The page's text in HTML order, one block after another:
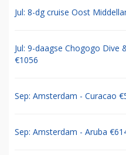
Jul: 8-dg cruise Oost
Jul: 9-daagse Chogogo Dive
€1056
Sep: Amsterdam - Curacao
Sep: Amsterdam - Aruba